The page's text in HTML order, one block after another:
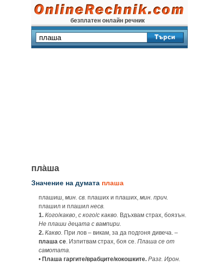
безплатен онлайн речник
пла̀ша
Значение на думата плаша
плашиш, мин. св. плаших и плаших, мин. прич.
плашил и плашил несв.
1. Кого/какво, с кого/с какво. Вдъхвам страх, боязън.
Не плаши децата с вампири.
2. Какво. При лов – викам, за да подгоня дивеча. –
плаша се. Изпитвам страх, боя се. Плаша се от
самотата.
• Плаша гаргите/врабците/кокошките. Разг. Ирон.